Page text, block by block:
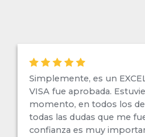
Simplemente, es un
VISA fue aprobada.
momento, en todos los
todas las dudas que me
confianza es muy